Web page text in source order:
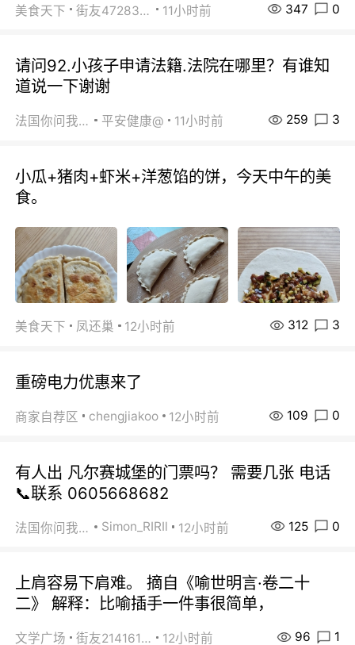
美食天下 街友472838572 11小时前 347 0
请问92.小孩子申请法籍.法院在哪里？有谁知
道说一下谢谢
法国你问我答 平安健康@ 11小时前 259 3
小瓜+猪肉+虾米+洋葱馅的饼，今天中午的美
食。
美食天下 凤还巢 12小时前 312 3
重磅电力优惠来了
商家自荐区 chengjiakoo 12小时前 109 0
有人出 凡尔赛城堡的门票吗？ 需要几张 电话
📞联系 0605668682
法国你问我答 Simon_RIRIl 12小时前 125 0
上肩容易下肩难。 摘自《喻世明言·卷二十
二》 解释：比喻插手一件事很简单，
文学广场 街友21416156 12小时前 96 1